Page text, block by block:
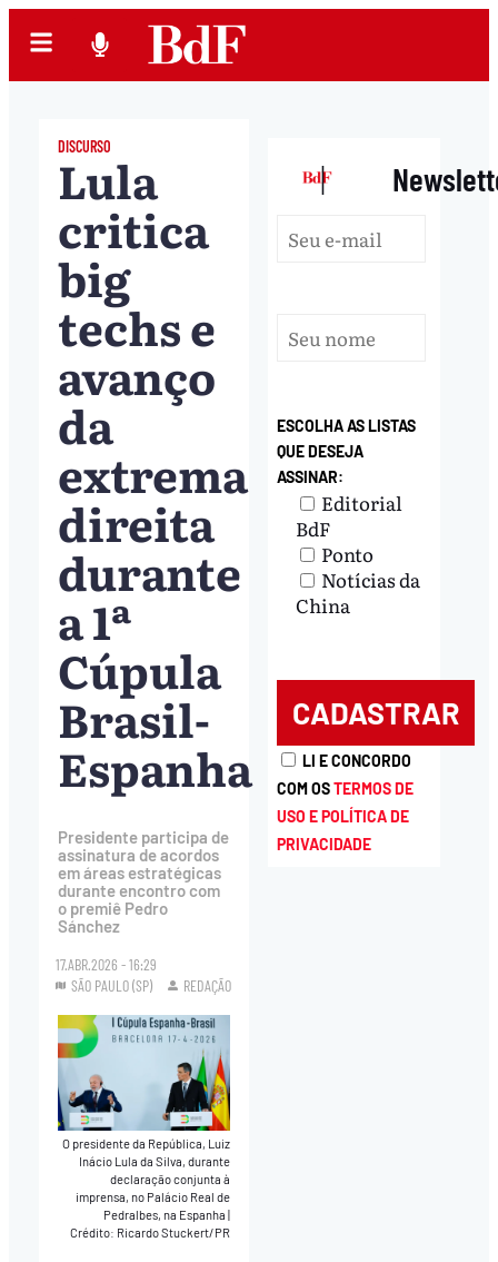
DISCURSO
Lula
critica
big
techs e
avanço
da
extrema
direita
durante
a 1ª
Cúpula
Brasil-
Espanha
Presidente participa de
assinatura de acordos
em áreas estratégicas
durante encontro com
o premiê Pedro
Sánchez
17.ABR.2026 - 16:29
SÃO PAULO (SP)
REDAÇÃO
O presidente da República, Luiz
Inácio Lula da Silva, durante
declaração conjunta à
imprensa, no Palácio Real de
Pedralbes, na Espanha|
Crédito: Ricardo Stuckert/PR
|
ESCOLHA AS LISTAS
QUE DESEJA
ASSINAR:
Editorial
BdF
Ponto
Notícias da
China
LI E CONCORDO
COM OSTERMOS DE
USO E POLÍTICA DE
PRIVACIDADE